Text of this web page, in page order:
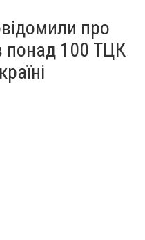
про
понад 100 ТЦК